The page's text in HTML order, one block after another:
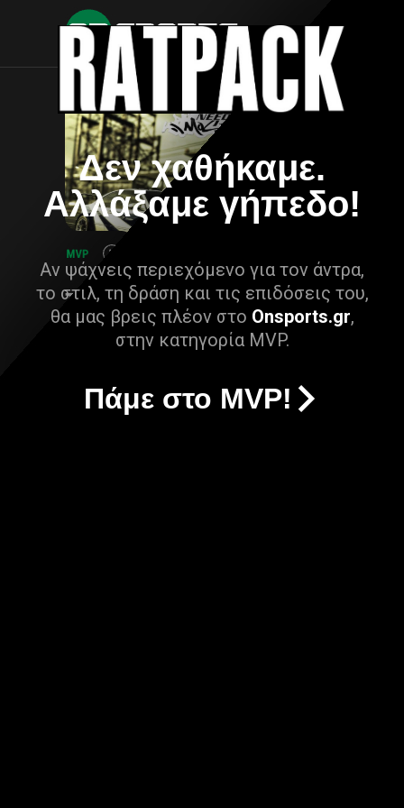
Δεν χαθήκαμε.
Αλλάξαμε γήπεδο!
Αν ψάχνεις περιεχόμενο για τον άντρα,
το στιλ, τη δράση και τις επιδόσεις του,
θα μας βρεις πλέον στο Onsports.gr,
στην κατηγορία MVP.
Πάμε στο MVP!